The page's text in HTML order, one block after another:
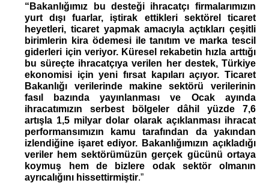
“Bakanlığımız bu desteği ihracatçı firmalarımızın
yurt dışı fuarlar, iştirak ettikleri sektörel ticaret
heyetleri, ticaret yapmak amacıyla açtıkları çeşitli
birimlerin kira ödemesi ile tanıtım ve marka tescil
giderleri için veriyor. Küresel rekabetin hızla arttığı
bu süreçte ihracatçıya verilen her destek, Türkiye
ekonomisi için yeni fırsat kapıları açıyor. Ticaret
Bakanlığı verilerinde makine sektörü verilerinin
fasıl bazında yayınlanması ve Ocak ayında
ihracatımızın serbest bölgeler dâhil yüzde 7,6
artışla 1,5 milyar dolar olarak açıklanması ihracat
performansımızın kamu tarafından da yakından
izlendiğine işaret ediyor. Bakanlığımızın açıkladığı
veriler hem sektörümüzün gerçek gücünü ortaya
koymuş hem de bizlere odak sektör olmanın
ayrıcalığını hissettirmiştir.”